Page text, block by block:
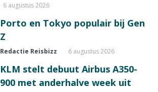
6 augustus 2026
Porto en Tokyo populair bij Gen
Z
Redactie Reisbizz 6 augustus 2026
KLM stelt debuut Airbus A350-
900 met anderhalve week uit